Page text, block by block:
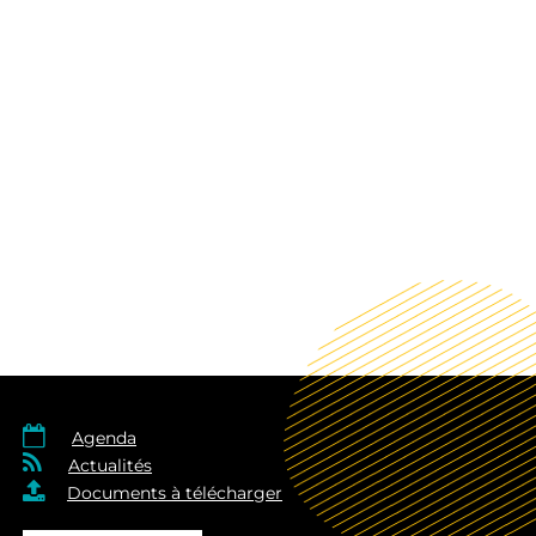
 Agenda
 Actualités
 Documents à télécharger